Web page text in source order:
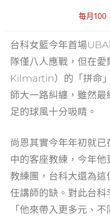
e
b
o
o
k
itt
er
ai
每月100
台科女籃今年首場
隊僅八人應戰，但在
Kilmartin）的「拼命
師大一路糾纏，雖然
足的球風十分吸睛。
尚恩其實今年年初就
中的客座教練，今年
教練團，台科大還為
任講師的缺。對此台科
「他來帶入更多元、